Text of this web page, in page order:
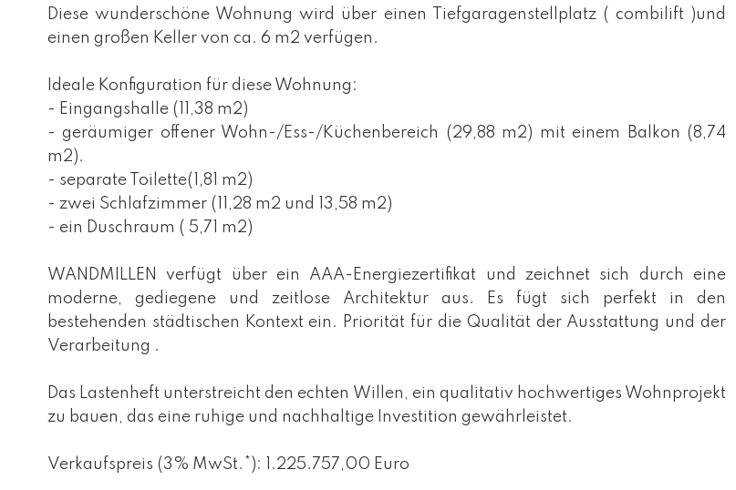
Diese wunderschöne Wohnung wird über einen Tiefgaragenstellplatz ( combilift )und
einen großen Keller von ca. 6 m2 verfügen.
Ideale Konfiguration für diese Wohnung:
- Eingangshalle (11,38 m2)
- geräumiger offener Wohn-/Ess-/Küchenbereich (29,88 m2) mit einem Balkon (8,74
m2).
- separate Toilette(1,81 m2)
- zwei Schlafzimmer (11,28 m2 und 13,58 m2)
- ein Duschraum ( 5,71 m2)
WANDMILLEN verfügt über ein AAA-Energiezertifikat und zeichnet sich durch eine
moderne, gediegene und zeitlose Architektur aus. Es fügt sich perfekt in den
bestehenden städtischen Kontext ein. Priorität für die Qualität der Ausstattung und der
Verarbeitung .
Das Lastenheft unterstreicht den echten Willen, ein qualitativ hochwertiges Wohnprojekt
zu bauen, das eine ruhige und nachhaltige Investition gewährleistet.
Verkaufspreis (3% MwSt.*): 1.225.757,00 Euro